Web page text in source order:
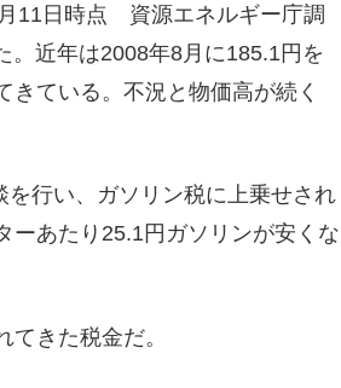
11日時点 資源エネルギー庁調
。近年は2008年8月に185.1円を
ている。不況と物価高が続く
行い、ガソリン税に上乗せされ
ーあたり25.1円ガソリンが安くな
きた税金だ。